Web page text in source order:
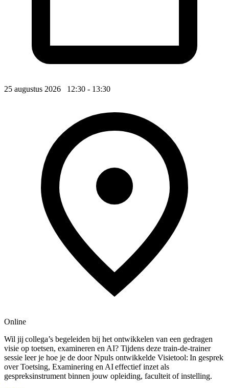
25 augustus 2026 12:30 - 13:30
Online
Wil jij collega’s begeleiden bij het ontwikkelen van een gedragen
visie op toetsen, examineren en AI? Tijdens deze train-de-trainer
sessie leer je hoe je de door Npuls ontwikkelde Visietool: In gesprek
over Toetsing, Examinering en AI effectief inzet als
gespreksinstrument binnen jouw opleiding, faculteit of instelling.